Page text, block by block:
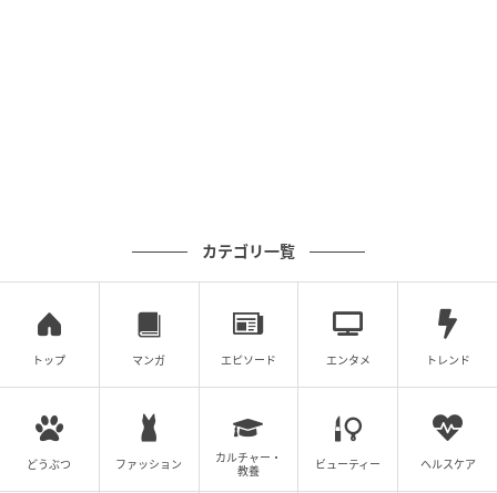
ーっと過ごす時間を愛する旅人でもある。長年、酒と
中。新商品から旅、ファッション、グルメまで、自身
のアンテナに触れたトピックを独自の視点で発信して
いる。
元記事で読む
次の記事
カテゴリ一覧
トップ マンガ エピソード エンタメ トレンド
どうぶつ ファッション
カルチャー・
教養
ビューティー ヘルスケア